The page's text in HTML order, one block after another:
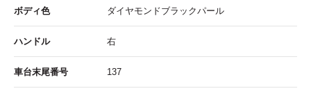
ボディ色 ダイヤモンドブラックパール
ハンドル 右
車台末尾番号 137